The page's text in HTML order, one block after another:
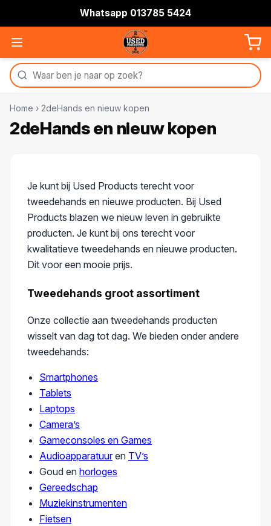
Whatsapp 013785 5424
Home › 2deHands en nieuw kopen
2deHands en nieuw kopen
Je kunt bij Used Products terecht voor
tweedehands en nieuwe producten. Bij Used
Products blazen we nieuw leven in gebruikte
producten. Je kunt bij ons terecht voor
kwalitatieve tweedehands en nieuwe producten.
Dit voor een mooie prijs.
Tweedehands groot assortiment
Onze collectie aan tweedehands producten
wisselt van dag tot dag. We bieden onder andere
tweedehands:
Smartphones
Tablets
Laptops
Camera’s
Gameconsoles en Games
Audioapparatuuren TV’s
Goud en horloges
Gereedschap
Muziekinstrumenten
Fietsen